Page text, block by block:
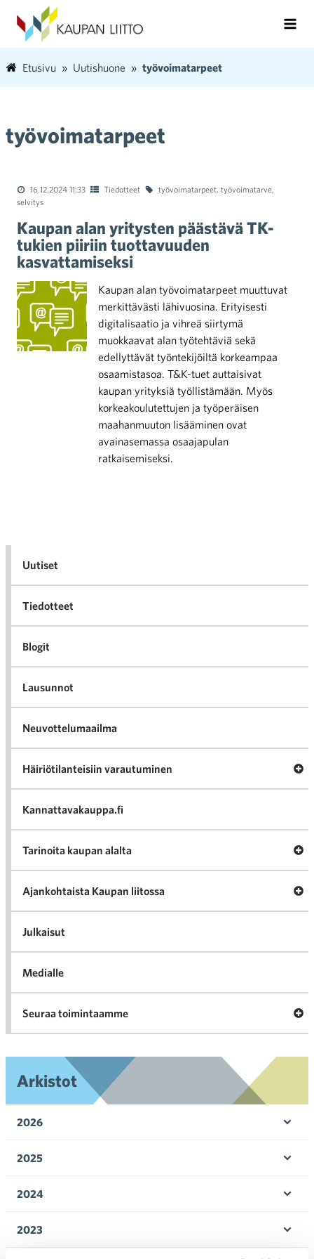
Etusivu Uutishuone työvoimatarpeet
työvoimatarpeet
16.12.2024 11:33 Tiedotteet työvoimatarpeet, työvoimatarve,
selvitys
Kaupan alan yritysten päästävä TK-
tukien piiriin tuottavuuden
kasvattamiseksi
Kaupan alan työvoimatarpeet muuttuvat
merkittävästi lähivuosina. Erityisesti
digitalisaatio ja vihreä siirtymä
muokkaavat alan työtehtäviä sekä
edellyttävät työntekijöiltä korkeampaa
osaamistasoa. T&K-tuet auttaisivat
kaupan yrityksiä työllistämään. Myös
korkeakoulutettujen ja työperäisen
maahanmuuton lisääminen ovat
avainasemassa osaajapulan
ratkaisemiseksi.
Uutiset
Tiedotteet
Blogit
Lausunnot
Neuvottelumaailma
Häiriötilanteisiin varautuminen
Kannattavakauppa.fi
Tarinoita kaupan alalta
Ajankohtaista Kaupan liitossa
Julkaisut
Medialle
Seuraa toimintaamme
Arkistot
2026
2025
2024
2023